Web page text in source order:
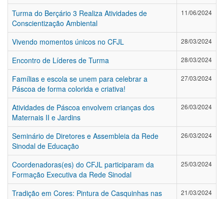
Turma do Berçário 3 Realiza Atividades de
Conscientização Ambiental
11/06/2024
Vivendo momentos únicos no CFJL 28/03/2024
Encontro de Líderes de Turma 28/03/2024
Famílias e escola se unem para celebrar a
Páscoa de forma colorida e criativa!
27/03/2024
Atividades de Páscoa envolvem crianças dos
Maternais II e Jardins
26/03/2024
Seminário de Diretores e Assembleia da Rede
Sinodal de Educação
26/03/2024
Coordenadoras(es) do CFJL participaram da
Formação Executiva da Rede Sinodal
25/03/2024
Tradição em Cores: Pintura de Casquinhas nas
21/03/2024